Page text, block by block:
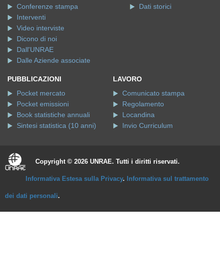
Conferenze stampa
Interventi
Video interviste
Dicono di noi
Dall'UNRAE
Dalle Aziende associate
Dati storici
PUBBLICAZIONI
Pocket mercato
Pocket emissioni
Book statistiche annuali
Sintesi statistica (10 anni)
LAVORO
Comunicato stampa
Regolamento
Locandina
Invio Curriculum
Copyright © 2026 UNRAE. Tutti i diritti riservati.
Informativa Estesa sulla Privacy. Informativa sul trattamento
dei dati personali.